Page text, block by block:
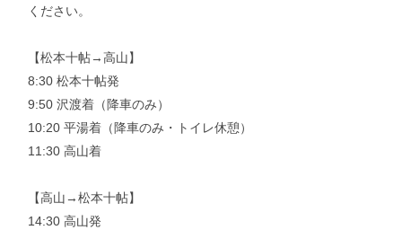
ください。
【松本十帖→高山】
8:30 松本十帖発
9:50 沢渡着（降車のみ）
10:20 平湯着（降車のみ・トイレ休憩）
11:30 高山着
【高山→松本十帖】
14:30 高山発